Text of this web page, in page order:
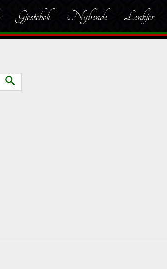
Gjestebok Nyhende Lenkjer
search